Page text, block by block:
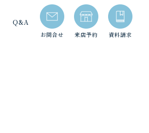
Q&A
お問合せ 来店予約 資料請求